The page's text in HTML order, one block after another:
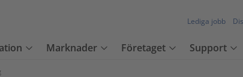
Lediga jobb
Marknader Företaget Support